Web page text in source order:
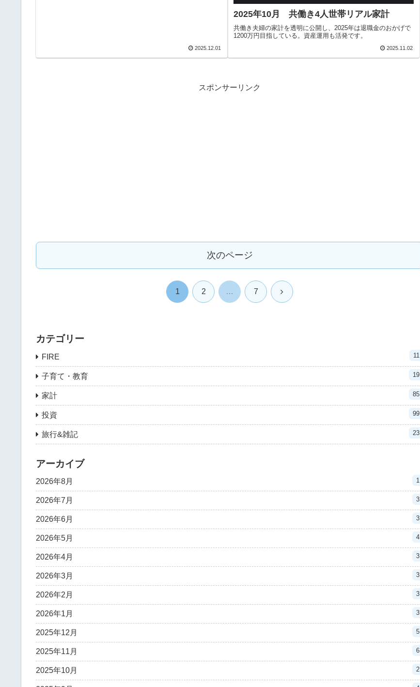
2025.12.01
2025年10月 共働き4人世帯リアル家計
共働き夫婦の家計を透明に公開し、2025年は退職金のおかげで
1200万円目指している。資産運用も活発です。
2025.11.02
スポンサーリンク
次のページ
1 2 … 7 次
カテゴリー
FIRE 11
子育て・教育 19
家計 85
投資 99
旅行&雑記 23
アーカイブ
2026年8月 1
2026年7月 3
2026年6月 3
2026年5月 4
2026年4月 3
2026年3月 3
2026年2月 3
2026年1月 3
2025年12月 5
2025年11月 6
2025年10月 2